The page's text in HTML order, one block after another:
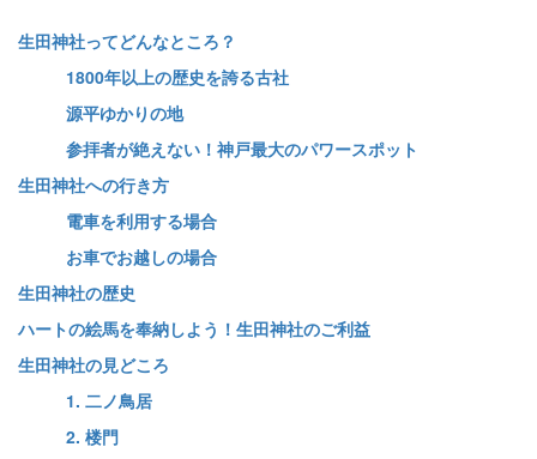
生田神社ってどんなところ？
1800年以上の歴史を誇る古社
源平ゆかりの地
参拝者が絶えない！神戸最大のパワースポット
生田神社への行き方
電車を利用する場合
お車でお越しの場合
生田神社の歴史
ハートの絵馬を奉納しよう！生田神社のご利益
生田神社の見どころ
1. 二ノ鳥居
2. 楼門